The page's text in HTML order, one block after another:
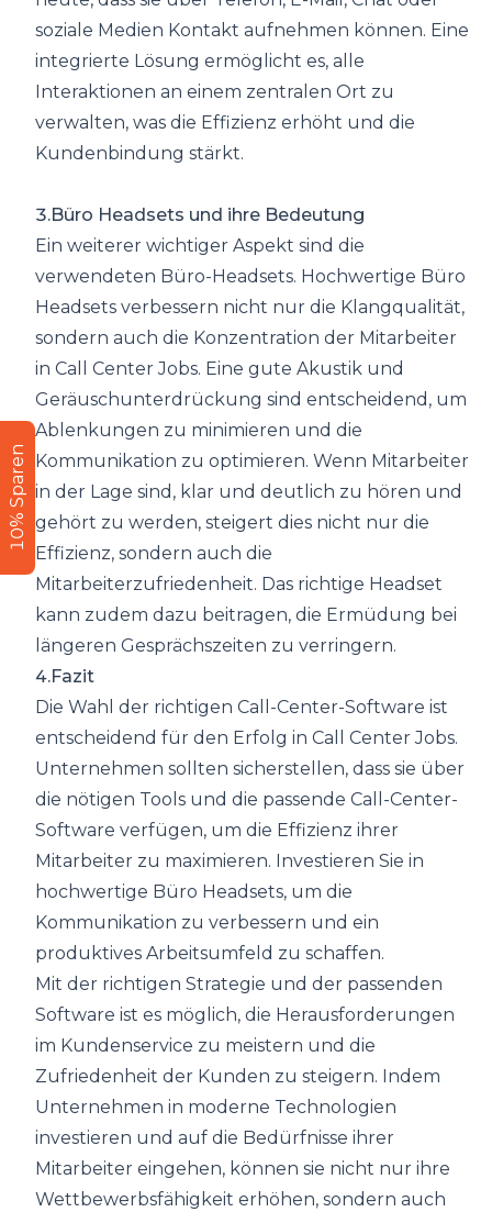
soziale Medien Kontakt aufnehmen können. Eine
integrierte Lösung ermöglicht es, alle
Interaktionen an einem zentralen Ort zu
verwalten, was die Effizienz erhöht und die
Kundenbindung stärkt.
3.Büro Headsets und ihre Bedeutung
Ein weiterer wichtiger Aspekt sind die
verwendeten Büro-Headsets. Hochwertige Büro
Headsets verbessern nicht nur die Klangqualität,
sondern auch die Konzentration der Mitarbeiter
in Call Center Jobs. Eine gute Akustik und
Geräuschunterdrückung sind entscheidend, um
Ablenkungen zu minimieren und die
Kommunikation zu optimieren. Wenn Mitarbeiter
in der Lage sind, klar und deutlich zu hören und
gehört zu werden, steigert dies nicht nur die
Effizienz, sondern auch die
Mitarbeiterzufriedenheit. Das richtige Headset
kann zudem dazu beitragen, die Ermüdung bei
längeren Gesprächszeiten zu verringern.
4.Fazit
Die Wahl der richtigen Call-Center-Software ist
entscheidend für den Erfolg in Call Center Jobs.
Unternehmen sollten sicherstellen, dass sie über
die nötigen Tools und die passende Call-Center-
Software verfügen, um die Effizienz ihrer
Mitarbeiter zu maximieren. Investieren Sie in
hochwertige Büro Headsets, um die
Kommunikation zu verbessern und ein
produktives Arbeitsumfeld zu schaffen.
Mit der richtigen Strategie und der passenden
Software ist es möglich, die Herausforderungen
im Kundenservice zu meistern und die
Zufriedenheit der Kunden zu steigern. Indem
Unternehmen in moderne Technologien
investieren und auf die Bedürfnisse ihrer
Mitarbeiter eingehen, können sie nicht nur ihre
Wettbewerbsfähigkeit erhöhen, sondern auch
10% Sparen